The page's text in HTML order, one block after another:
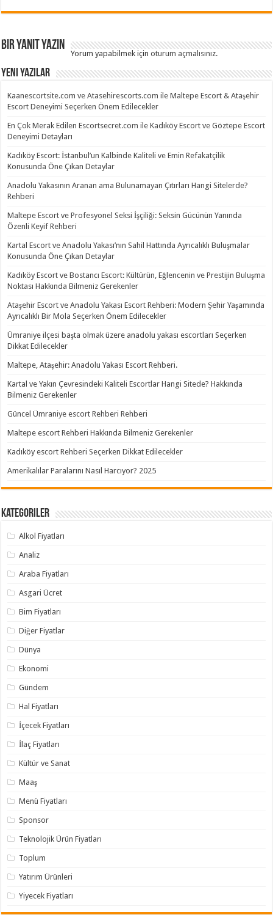
Bir yanıt yazın
Yorum yapabilmek içinoturum açmalısınız.
Yeni Yazılar
Kaanescortsite.com ve Atasehirescorts.com ile Maltepe Escort & Ataşehir
Escort Deneyimi Seçerken Önem Edilecekler
En Çok Merak Edilen Escortsecret.com ile Kadıköy Escort ve Göztepe Escort
Deneyimi Detayları
Kadıköy Escort: İstanbul’un Kalbinde Kaliteli ve Emin Refakatçilik
Konusunda Öne Çıkan Detaylar
Anadolu Yakasının Aranan ama Bulunamayan Çıtırları Hangi Sitelerde?
Rehberi
Maltepe Escort ve Profesyonel Seksi İşçiliği: Seksin Gücünün Yanında
Özenli Keyif Rehberi
Kartal Escort ve Anadolu Yakası’nın Sahil Hattında Ayrıcalıklı Buluşmalar
Konusunda Öne Çıkan Detaylar
Kadıköy Escort ve Bostancı Escort: Kültürün, Eğlencenin ve Prestijin Buluşma
Noktası Hakkında Bilmeniz Gerekenler
Ataşehir Escort ve Anadolu Yakası Escort Rehberi: Modern Şehir Yaşamında
Ayrıcalıklı Bir Mola Seçerken Önem Edilecekler
Ümraniye ilçesi başta olmak üzere anadolu yakası escortları Seçerken
Dikkat Edilecekler
Maltepe, Ataşehir: Anadolu Yakası Escort Rehberi.
Kartal ve Yakın Çevresindeki Kaliteli Escortlar Hangi Sitede? Hakkında
Bilmeniz Gerekenler
Güncel Ümraniye escort Rehberi Rehberi
Maltepe escort Rehberi Hakkında Bilmeniz Gerekenler
Kadıköy escort Rehberi Seçerken Dikkat Edilecekler
Amerikalılar Paralarını Nasıl Harcıyor? 2025
Kategoriler
Alkol Fiyatları
Analiz
Araba Fiyatları
Asgari Ücret
Bim Fiyatları
Diğer Fiyatlar
Dünya
Ekonomi
Gündem
Hal Fiyatları
İçecek Fiyatları
İlaç Fiyatları
Kültür ve Sanat
Maaş
Menü Fiyatları
Sponsor
Teknolojik Ürün Fiyatları
Toplum
Yatırım Ürünleri
Yiyecek Fiyatları